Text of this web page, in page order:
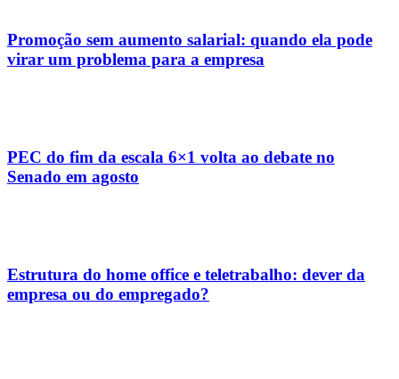
Promoção sem aumento salarial: quando ela pode
virar um problema para a empresa
PEC do fim da escala 6×1 volta ao debate no
Senado em agosto
Estrutura do home office e teletrabalho: dever da
empresa ou do empregado?